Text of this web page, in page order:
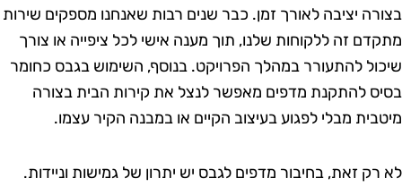
יציבה לאורך זמן. כבר שנים רבות שאנחנו מספקים שירות
זה ללקוחות שלנו, תוך מענה אישי לכל ציפייה או צורך
להתעורר במהלך הפרויקט. בנוסף, השימוש בגבס כחומר
להתקנת מדפים מאפשר לנצל את קירות הבית בצורה
מבלי לפגוע בעיצוב הקיים או במבנה הקיר עצמו.
רק זאת, בחיבור מדפים לגבס יש יתרון של גמישות וניידות.